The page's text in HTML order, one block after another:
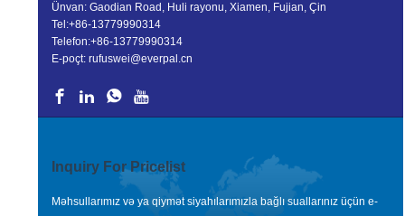
Ünvan: Gaodian Road, Huli rayonu, Xiamen, Fujian, Çin
Tel:+86-13779990314
Telefon:+86-13779990314
E-poçt:rufuswei@everpal.cn
Inquiry For Pricelist
Məhsullarımız və ya qiymət siyahılarımızla bağlı suallarınız üçün e-